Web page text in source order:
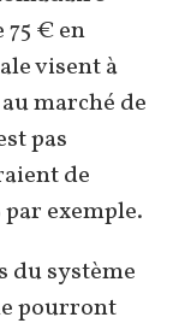
75 € en
visent à
marché de
pas
de
exemple.
du système
pourront